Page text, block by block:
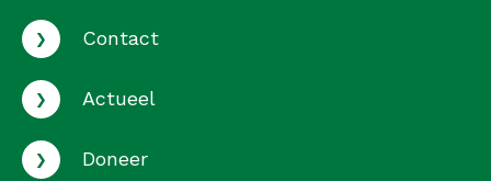
› Contact
› Actueel
› Doneer